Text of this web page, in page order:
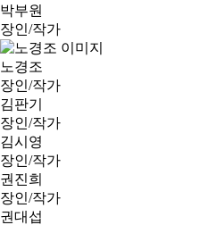
박부원
장인/작가
노경조
장인/작가
김판기
장인/작가
김시영
장인/작가
권진희
장인/작가
권대섭